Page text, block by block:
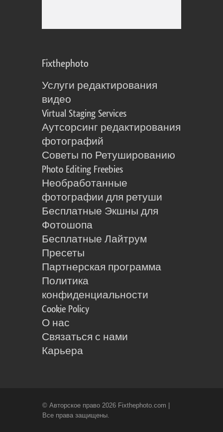
Fixthephoto
Услуги редактирования
видео
Virtual Staging Services
Аутсорсинг редактирования
фотографий
Советы по Ретушированию
Photo Editing Freebies
Необработанные
фотографии для ретуши
Бесплатные Экшны для
Фотошопа
Бесплатные Лайтрум
Пресеты
Партнерская программа
Политика
конфиденциальности
Cookie Policy
О нас
Связаться с нами
Карьера
© Авторское право 2026 Fixthephoto.com |
Все права защищены.